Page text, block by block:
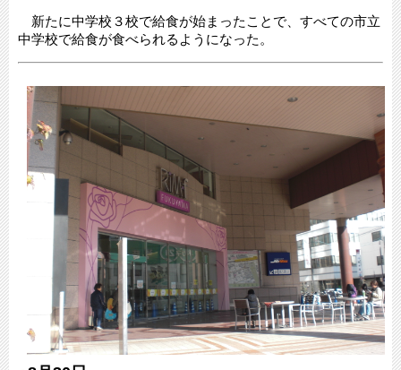
新たに中学校３校で給食が始まったことで、すべての市立
中学校で給食が食べられるようになった。